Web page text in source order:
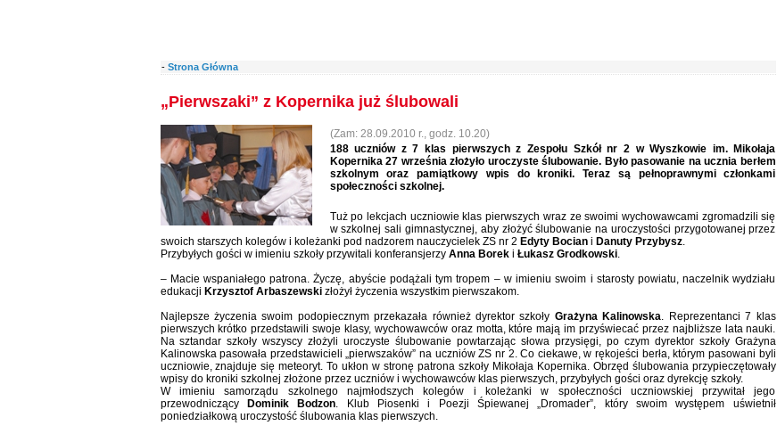
- Strona Główna
„Pierwszaki” z Kopernika już ślubowali
(Zam: 28.09.2010 r., godz. 10.20)
188 uczniów z 7 klas pierwszych z Zespołu Szkół nr 2 w Wyszkowie im. Mikołaja
Kopernika 27 września złożyło uroczyste ślubowanie. Było pasowanie na ucznia berłem
szkolnym oraz pamiątkowy wpis do kroniki. Teraz są pełnoprawnymi członkami
społeczności szkolnej.
Tuż po lekcjach uczniowie klas pierwszych wraz ze swoimi wychowawcami zgromadzili się
w szkolnej sali gimnastycznej, aby złożyć ślubowanie na uroczystości przygotowanej przez
swoich starszych kolegów i koleżanki pod nadzorem nauczycielek ZS nr 2 Edyty Bociani Danuty Przybysz.
Przybyłych gości w imieniu szkoły przywitali konferansjerzy Anna Boreki Łukasz Grodkowski.
– Macie wspaniałego patrona. Życzę, abyście podążali tym tropem – w imieniu swoim i starosty powiatu, naczelnik wydziału
edukacji Krzysztof Arbaszewskizłożył życzenia wszystkim pierwszakom.
Najlepsze życzenia swoim podopiecznym przekazała również dyrektor szkoły Grażyna Kalinowska. Reprezentanci 7 klas
pierwszych krótko przedstawili swoje klasy, wychowawców oraz motta, które mają im przyświecać przez najbliższe lata nauki.
Na sztandar szkoły wszyscy złożyli uroczyste ślubowanie powtarzając słowa przysięgi, po czym dyrektor szkoły Grażyna
Kalinowska pasowała przedstawicieli „pierwszaków” na uczniów ZS nr 2. Co ciekawe, w rękojeści berła, którym pasowani byli
uczniowie, znajduje się meteoryt. To ukłon w stronę patrona szkoły Mikołaja Kopernika. Obrzęd ślubowania przypieczętowały
wpisy do kroniki szkolnej złożone przez uczniów i wychowawców klas pierwszych, przybyłych gości oraz dyrekcję szkoły.
W imieniu samorządu szkolnego najmłodszych kolegów i koleżanki w społeczności uczniowskiej przywitał jego
przewodniczący
Dominik Bodzon. Klub Piosenki i Poezji Śpiewanej „Dromader”, który swoim występem uświetnił
poniedziałkową uroczystość ślubowania klas pierwszych.